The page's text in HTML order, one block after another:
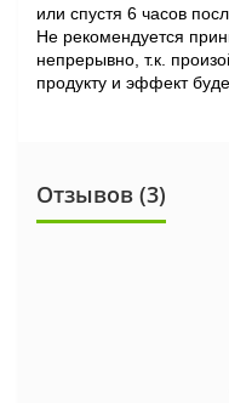
или спустя 6 часов
Не рекомендуется
непрерывно, т.к.
продукту и эффект
Отзывов (3)